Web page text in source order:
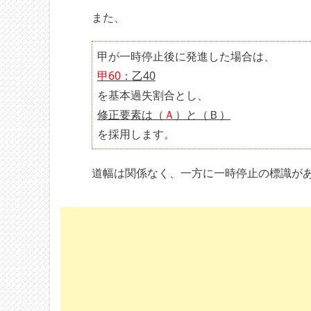
また、
甲が一時停止後に発進した場合は、
甲60 ：乙40
を基本過失割合とし、
修正要素は（ Ａ ）と（Ｂ）
を採用します。
道幅は関係なく、一方に一時停止の標識が